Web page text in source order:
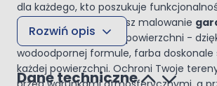
dla każdego, kto poszukuje
Nie ważne, czy planujesz malowanie
czy też zewnętrznych powierzchni -
wodoodpornej formule, farba doskonale
każdej powierzchni. Ochroni Twoje
Rozwiń opis
Dane techniczne